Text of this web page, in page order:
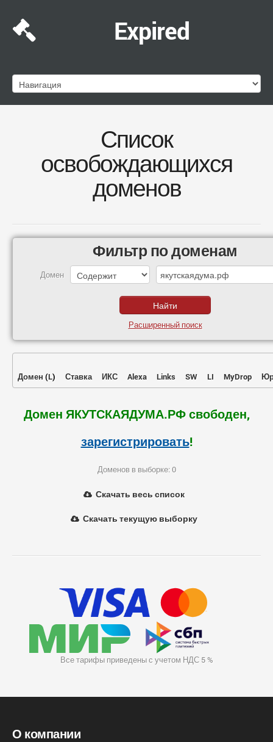
Expired
Список
освобождающихся
доменов
Фильтр по доменам
Домен
Расширенный поиск
Домен (L) Ставка ИКС Alexa Links SW LI MyDrop
Домен ЯКУТСКАЯДУМА.РФ свободен,
зарегистрировать!
Доменов в выборке: 0
Скачать весь список
Скачать текущую выборку
Все тарифы приведены с учетом НДС 5 %
О компании